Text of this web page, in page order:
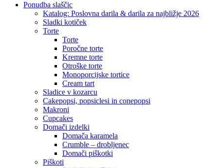
Ponudba slaščic
Katalog: Poslovna darila & darila za najbližje 2026
Sladki kotiček
Torte
Torte
Poročne torte
Kremne torte
Otroške torte
Monoporcijske tortice
Cream tart
Sladice v kozarcu
Cakepopsi, popsiclesi in conepopsi
Makroni
Cupcakes
Domači izdelki
Domača karamela
Crumble – drobljenec
Domači piškotki
Piškoti